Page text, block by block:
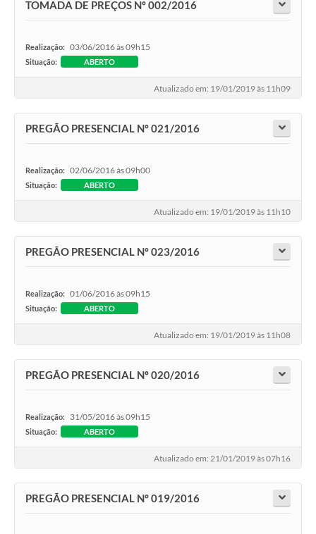
TOMADA DE PREÇOS Nº 002/2016
Realização: 03/06/2016 às 09h15
Situação: ABERTO
Atualizado em: 19/01/2019 às 11h09
PREGÃO PRESENCIAL Nº 021/2016
Realização: 02/06/2016 às 09h00
Situação: ABERTO
Atualizado em: 19/01/2019 às 11h10
PREGÃO PRESENCIAL Nº 023/2016
Realização: 01/06/2016 às 09h15
Situação: ABERTO
Atualizado em: 19/01/2019 às 11h08
PREGÃO PRESENCIAL Nº 020/2016
Realização: 31/05/2016 às 09h15
Situação: ABERTO
Atualizado em: 21/01/2019 às 07h16
PREGÃO PRESENCIAL Nº 019/2016